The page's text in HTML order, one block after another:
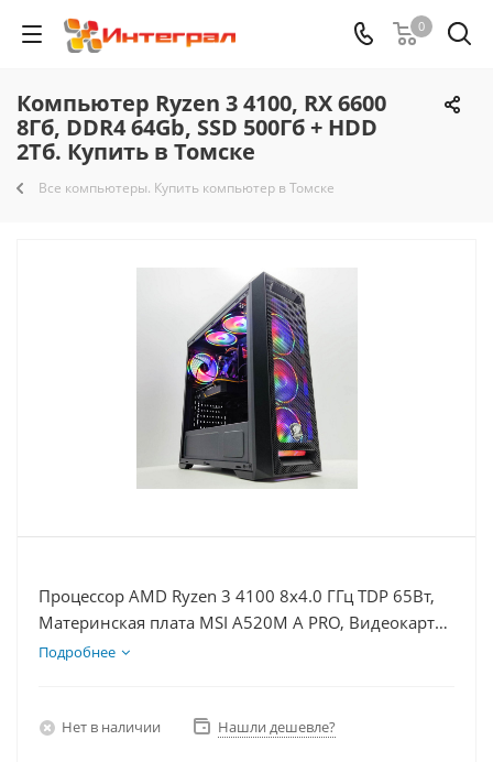
0
Компьютер Ryzen 3 4100, RX 6600
8Гб, DDR4 64Gb, SSD 500Гб + HDD
2Тб. Купить в Томске
Все компьютеры. Купить компьютер в Томске
Процессор AMD Ryzen 3 4100 8x4.0 ГГц TDP 65Вт,
Материнская плата MSI A520M A PRO, Видеокарта
RX 6600 8Гб, Память DDR4 64Gb, Диски SSD 500Гб
Подробнее
Нет в наличии Нашли дешевле?